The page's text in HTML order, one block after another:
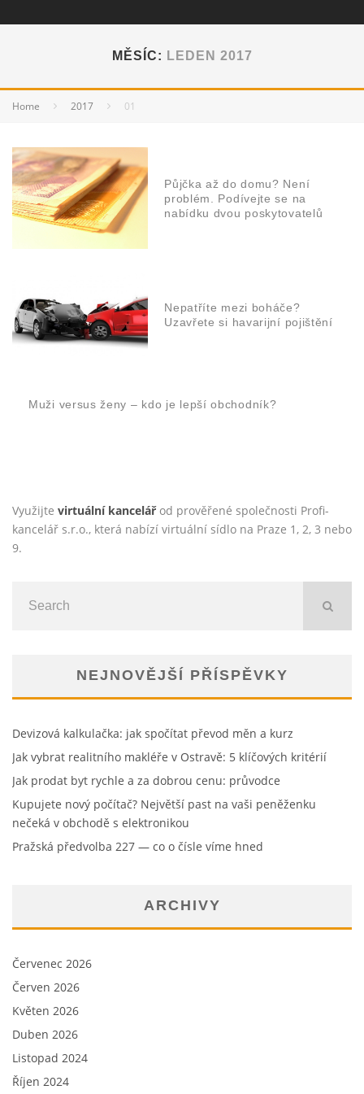
MĚSÍC: LEDEN 2017
Home 2017 01
Půjčka až do domu? Není
problém. Podívejte se na
nabídku dvou poskytovatelů
Nepatříte mezi boháče?
Uzavřete si havarijní pojištění
Muži versus ženy – kdo je lepší obchodník?
Využijte virtuální kancelářod prověřené společnosti Profi-
kancelář s.r.o., která nabízí virtuální sídlo na Praze 1, 2, 3 nebo
9.
NEJNOVĚJŠÍ PŘÍSPĚVKY
Devizová kalkulačka: jak spočítat převod měn a kurz
Jak vybrat realitního makléře v Ostravě: 5 klíčových kritérií
Jak prodat byt rychle a za dobrou cenu: průvodce
Kupujete nový počítač? Největší past na vaši peněženku
nečeká v obchodě s elektronikou
Pražská předvolba 227 — co o čísle víme hned
ARCHIVY
Červenec 2026
Červen 2026
Květen 2026
Duben 2026
Listopad 2024
Říjen 2024